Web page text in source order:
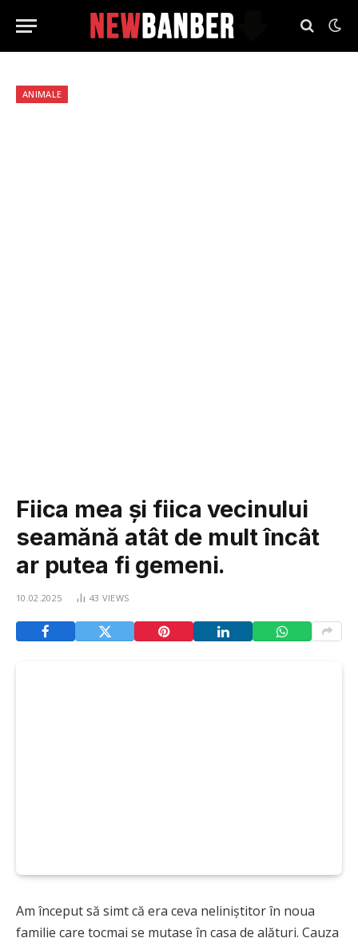
ANIMALE
Fiica mea și fiica vecinului
seamănă atât de mult încât
ar putea fi gemeni.
10.02.2025 43 VIEWS
Am început să simt că era ceva neliniștitor în noua
familie care tocmai se mutase în casa de alături. Cauza